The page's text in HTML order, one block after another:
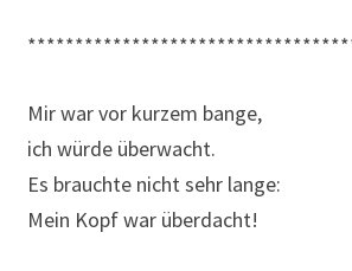
Mir war vor kurzem bange,
ich würde überwacht.
Es brauchte nicht sehr lange:
Mein Kopf war überdacht!